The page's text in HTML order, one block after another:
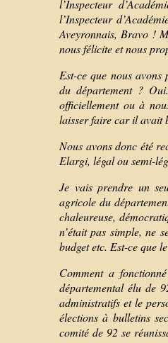
l’Inspecteur
l’Inspecteur
Aveyronnais, Bravo !
nous félicite et nous
Est-ce que nous
du département ?
officiellement ou à
laisser faire car il avait
Nous avons donc été
Elargi, légal ou semi-
Je vais prendre un
agricole du
chaleureuse,
n’était pas simple, ne
budget etc. Est-ce que
Comment a
départemental élu de
administratifs et le
élections à bulletins
comité de 92 se